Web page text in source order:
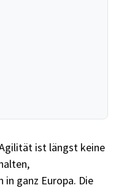
ist längst keine
ganz Europa. Die